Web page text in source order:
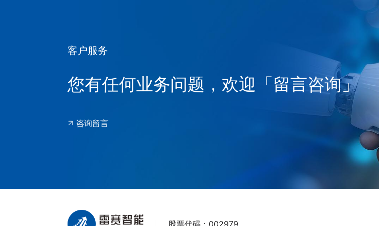
客户服务
您有任何业务问题，欢迎「留言咨询」
咨询留言
股票代码： 002979